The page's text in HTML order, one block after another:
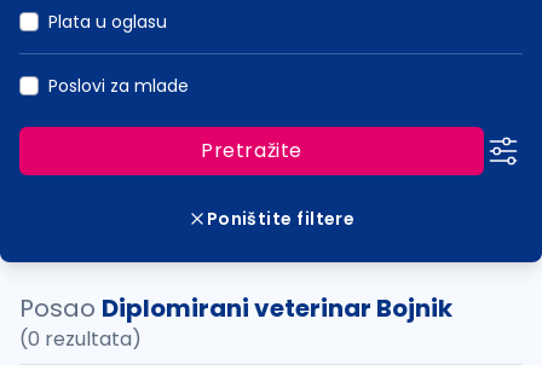
Plata u oglasu
Poslovi za mlade
Pretražite
Poništite filtere
Posao Diplomirani veterinar Bojnik
(0 rezultata)